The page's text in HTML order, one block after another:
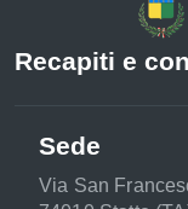
Recapiti e
Sede
Via San